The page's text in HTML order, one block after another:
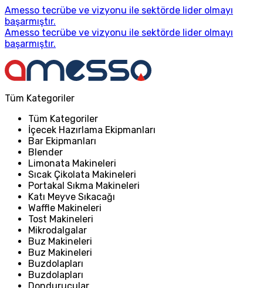
Amesso tecrübe ve vizyonu ile sektörde lider olmayı
başarmıştır.
Amesso tecrübe ve vizyonu ile sektörde lider olmayı
başarmıştır.
Tüm Kategoriler
Tüm Kategoriler
İçecek Hazırlama Ekipmanları
Bar Ekipmanları
Blender
Limonata Makineleri
Sıcak Çikolata Makineleri
Portakal Sıkma Makineleri
Katı Meyve Sıkacağı
Waffle Makineleri
Tost Makineleri
Mikrodalgalar
Buz Makineleri
Buz Makineleri
Buzdolapları
Buzdolapları
Dondurucular